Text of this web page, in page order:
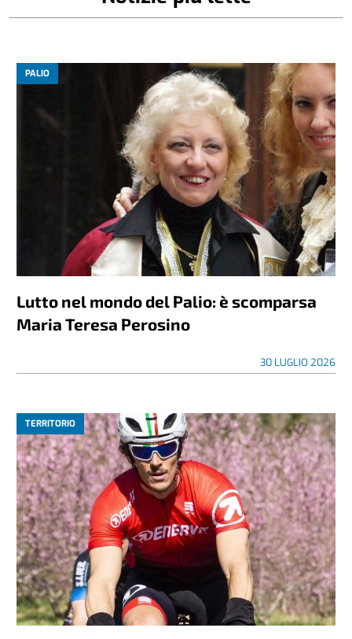
PALIO
Lutto nel mondo del Palio: è scomparsa
Maria Teresa Perosino
30 LUGLIO 2026
TERRITORIO